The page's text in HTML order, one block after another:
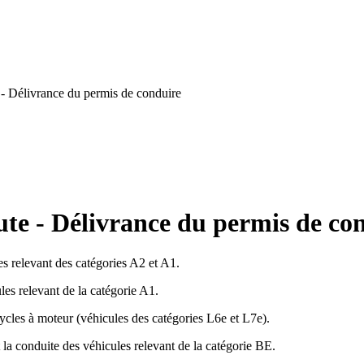
Délivrance du permis de conduire
- Délivrance du permis de
relevant des catégories A2 et A1.
relevant de la catégorie A1.
à moteur (véhicules des catégories L6e et L7e).
conduite des véhicules relevant de la catégorie BE.